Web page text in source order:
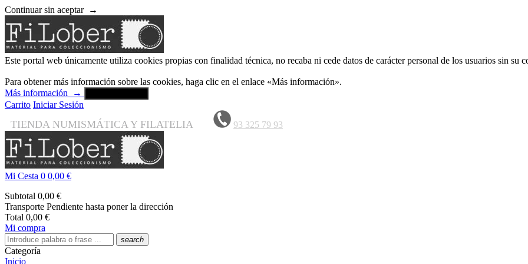
Continuar sin aceptar →
Este portal web únicamente utiliza cookies propias con finalidad técnica, no recaba ni cede datos de carácter personal de los usuarios sin su
Para obtener más información sobre las cookies, haga clic en el enlace «Más información».
Más información
→
Carrito Iniciar Sesión
TIENDA NUMISMÁTICA Y FILATELIA 93 325 79 93
Mi Cesta 0 0,00 €
Subtotal 0,00 €
Transporte Pendiente hasta poner la dirección
Total 0,00 €
Mi compra
search
Categoría
Inicio